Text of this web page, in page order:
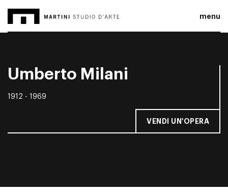
menu
Umberto Milani
1912 - 1969
VENDI UN'OPERA